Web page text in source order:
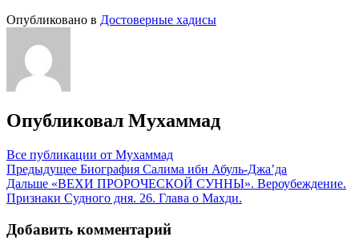
Опубликовано в Достоверные хадисы
Опубликовал Мухаммад
Все публикации от Мухаммад
Навигация
по
Предыдущее Биография Салима ибн Абуль-Джа’да
Дальше «ВЕХИ ПРОРОЧЕСКОЙ СУННЫ». Вероубеждение.
Признаки Судного дня. 26. Глава о Махди.
Добавить комментарий